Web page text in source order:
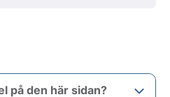
på den här sidan?